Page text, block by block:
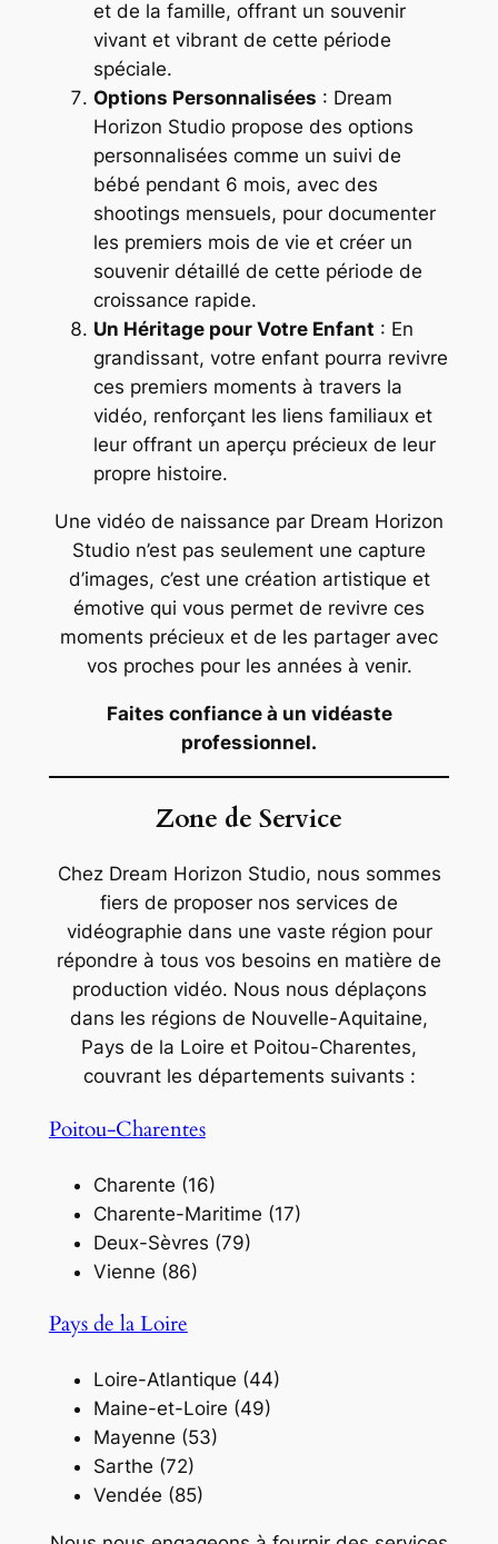
et de la famille, offrant un souvenir
vivant et vibrant de cette période
spéciale.
Options Personnalisées : Dream
Horizon Studio propose des options
personnalisées comme un suivi de
bébé pendant 6 mois, avec des
shootings mensuels, pour documenter
les premiers mois de vie et créer un
souvenir détaillé de cette période de
croissance rapide.
Un Héritage pour Votre Enfant : En
grandissant, votre enfant pourra revivre
ces premiers moments à travers la
vidéo, renforçant les liens familiaux et
leur offrant un aperçu précieux de leur
propre histoire.
Une vidéo de naissance par Dream Horizon
Studio n’est pas seulement une capture
d’images, c’est une création artistique et
émotive qui vous permet de revivre ces
moments précieux et de les partager avec
vos proches pour les années à venir.
Faites confiance à un vidéaste
professionnel.
Zone de Service
Chez Dream Horizon Studio, nous sommes
fiers de proposer nos services de
vidéographie dans une vaste région pour
répondre à tous vos besoins en matière de
production vidéo. Nous nous déplaçons
dans les régions de Nouvelle-Aquitaine,
Pays de la Loire et Poitou-Charentes,
couvrant les départements suivants :
Poitou-Charentes
Charente (16)
Charente-Maritime (17)
Deux-Sèvres (79)
Vienne (86)
Pays de la Loire
Loire-Atlantique (44)
Maine-et-Loire (49)
Mayenne (53)
Sarthe (72)
Vendée (85)